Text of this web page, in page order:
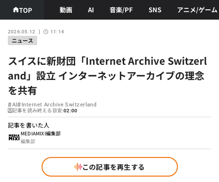
TOP 動画 AI 音楽/PF SNS アニメ/ゲーム
ニュース
2026.05.12 11:14
スイスに新財団「Internet Archive Switzerl
and」設立 インターネットアーカイブの理念
を共有
#AI#Internet Archive Switzerland
記事を読み終える目安:02:00
記事を書いた人
MEDIAMIXI編集部
編集部
この記事を再生する